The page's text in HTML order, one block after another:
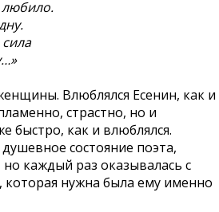
Влюблялся Есенин, как и
страстно, но и
быстро, как и влюблялся.
состояние поэта,
каждый раз оказывалась с
нужна была ему именно